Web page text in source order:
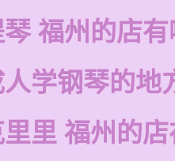
福州的店
学钢琴的地
里 福州的